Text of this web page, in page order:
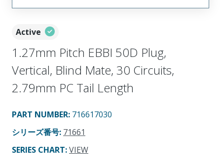
Active
1.27mm Pitch EBBI 50D Plug,
Vertical, Blind Mate, 30 Circuits,
2.79mm PC Tail Length
PART NUMBER: 716617030
シリーズ番号: 71661
SERIES CHART:VIEW